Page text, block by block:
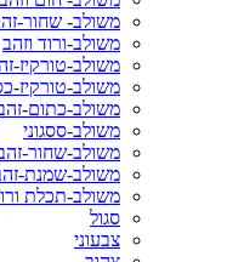
משולב- שחור-
משולב-ורוד וזהב
משולב-טורקיז-
משולב-טורקיז-
משולב-כתום-
משולב-ססגוני
משולב-שחור-
משולב-שמנת-
משולב-תכלת
סגול
צבעוני